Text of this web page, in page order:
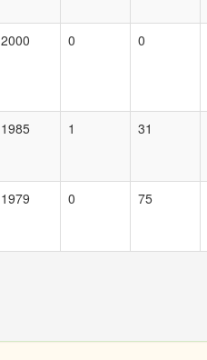
2000 0 0
1985 1 31
1979 0 75